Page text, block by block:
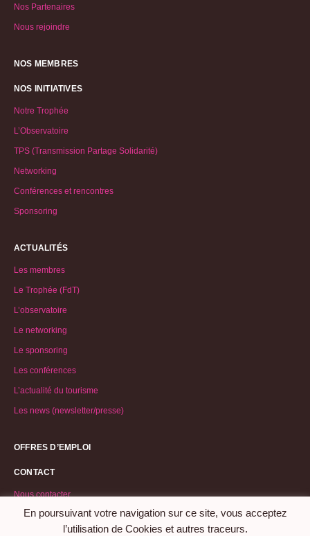
Nos Partenaires
Nous rejoindre
NOS MEMBRES
NOS INITIATIVES
Notre Trophée
L’Observatoire
TPS (Transmission Partage Solidarité)
Networking
Conférences et rencontres
Sponsoring
ACTUALITÉS
Les membres
Le Trophée (FdT)
L’observatoire
Le networking
Le sponsoring
Les conférences
L’actualité du tourisme
Les news (newsletter/presse)
OFFRES D’EMPLOI
CONTACT
Nous contacter
Demande d’adhésion
En poursuivant votre navigation sur ce site, vous acceptez
l’utilisation de Cookies et autres traceurs.